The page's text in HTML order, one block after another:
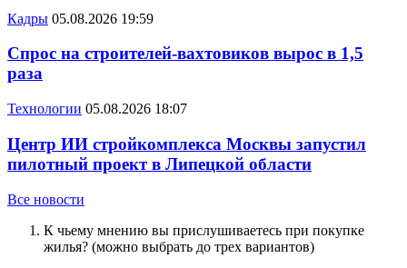
Кадры 05.08.2026 19:59
Спрос на строителей-вахтовиков вырос в 1,5
раза
Технологии 05.08.2026 18:07
Центр ИИ стройкомплекса Москвы запустил
пилотный проект в Липецкой области
Все новости
К чьему мнению вы прислушиваетесь при покупке
жилья? (можно выбрать до трех вариантов)